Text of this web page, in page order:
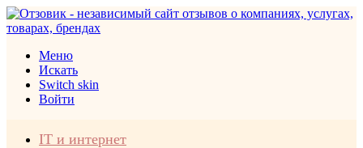
Меню
Искать
Switch skin
Войти
IT и интернет